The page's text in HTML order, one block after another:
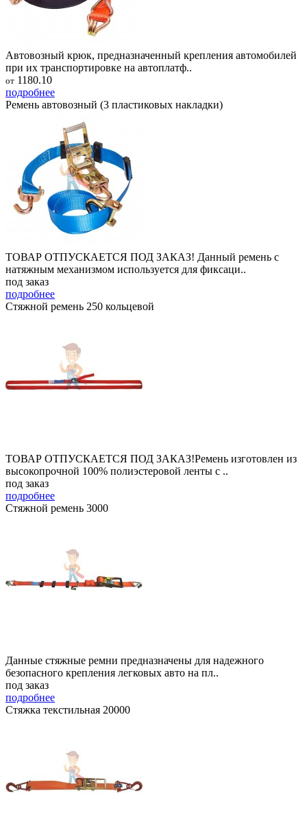
Автовозный крюк, предназначенный крепления автомобилей
при их транспортировке на автоплатф..
от 1180.10
подробнее
Ремень автовозный (3 пластиковых накладки)
ТОВАР ОТПУСКАЕТСЯ ПОД ЗАКАЗ! Данный ремень с
натяжным механизмом используется для фиксаци..
под заказ
подробнее
Стяжной ремень 250 кольцевой
ТОВАР ОТПУСКАЕТСЯ ПОД ЗАКАЗ!Ремень изготовлен из
высокопрочной 100% полиэстеровой ленты с ..
под заказ
подробнее
Стяжной ремень 3000
Данные стяжные ремни предназначены для надежного
безопасного крепления легковых авто на пл..
под заказ
подробнее
Стяжка текстильная 20000